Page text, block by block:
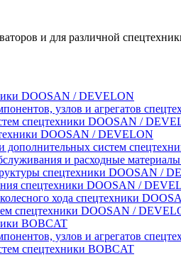
и для различной
DOOSAN / DEVELON
узлов и агрегатов
спецтехники DOOSAN /
DOOSAN / DEVELON
дополнительных систем
и расходные
спецтехники DOOSAN /
спецтехники DOOSAN /
хода спецтехники
спецтехники DOOSAN /
BOBCAT
узлов и агрегатов
спецтехники BOBCAT